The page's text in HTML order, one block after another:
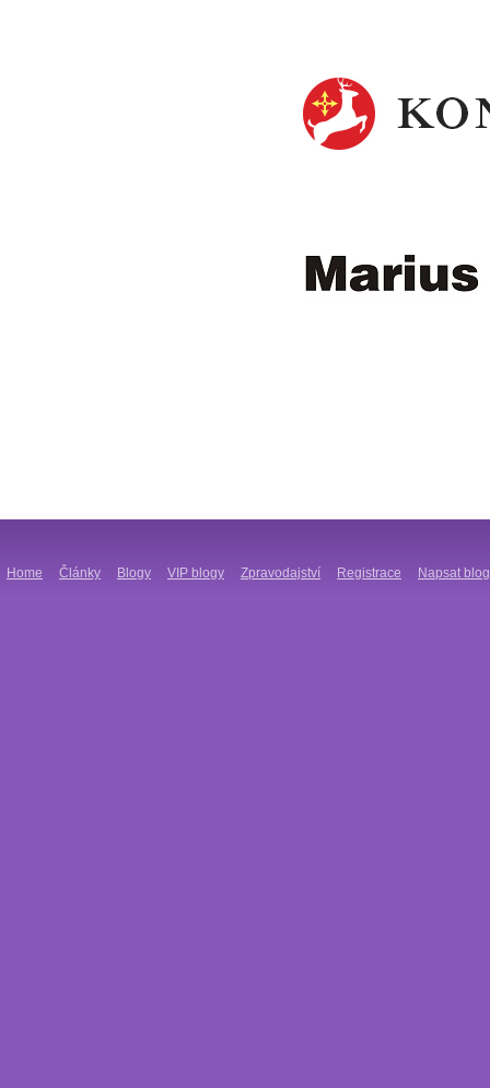
Home Články Blogy VIP blogy Zpravodajství Registrace Napsat blog